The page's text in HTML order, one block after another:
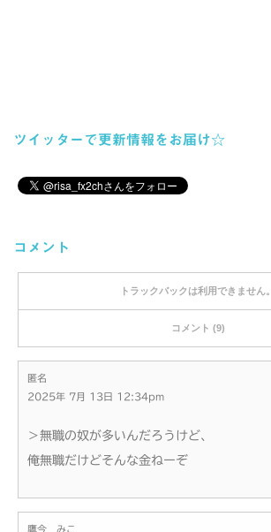
ツイッターで更新情報をお届け☆
コメント
トラックバックは利用できません。
コメント (9)
匿名
2025年 7月 13日 12:34pm
＞無職の奴が多いんだろうけど、
俺無職だけどそんな金ねーぞ
鷹今 みこ